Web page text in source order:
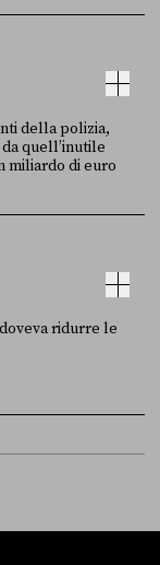
della polizia,
quell’inutile
miliardo di euro
ridurre le